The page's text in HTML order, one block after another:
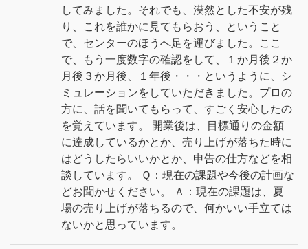
してみました。それでも、漠然とした不安が残
り、これを誰かに見てもらおう、ということ
で、センターのほうへ足を運びました。ここ
で、もう一度数字の確認をして、１か月後２か
月後３か月後、１年後・・・というように、シ
ミュレーションをしていただきました。プロの
方に、話を聞いてもらって、すごく安心したの
を覚えています。 開業後は、目標通りの金額
に達成しているかとか、売り上げが落ちた時に
はどうしたらいいかとか、申告の仕方などを相
談しています。 Ｑ：現在の課題や今後の計画な
どお聞かせください。 Ａ：現在の課題は、夏
場の売り上げが落ちるので、何かいい手立ては
ないかと思っています。